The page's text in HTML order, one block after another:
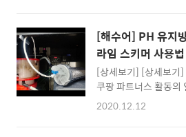
하임히터 - 사양 (1)
량 : 150-200L -길이 :
히터 -권장..
은 제바오(JEBAO)
려드리도록 하겠습니
징기 - 시간설정 메인
Set Date Time ◀ 엔
Set Program 으로 되
여 커서를 옮겨주세요.
[해수어] PH 유지
라임 스키머 사용
[상세보기] [상세보기
쿠팡 파트너스 활동의
액의 수수료를 제공받
2020.12.12